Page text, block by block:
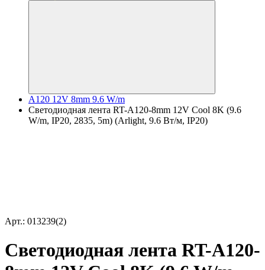
A120 12V 8mm 9.6 W/m
Светодиодная лента RT-A120-8mm 12V Cool 8K (9.6
W/m, IP20, 2835, 5m) (Arlight, 9.6 Вт/м, IP20)
Арт.: 013239(2)
Светодиодная лента RT-A120-